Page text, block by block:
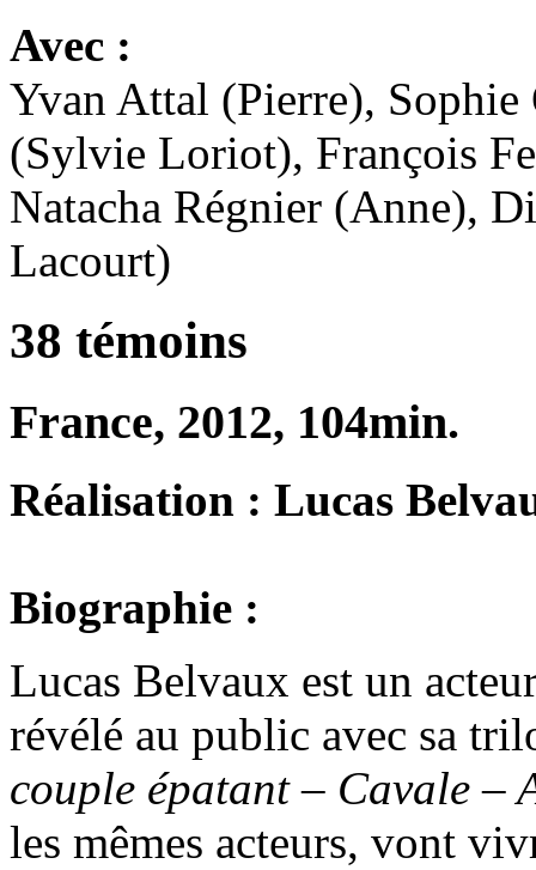
Avec :
Yvan Attal (Pierre),
(Sylvie Loriot), François
Natacha Régnier (Anne),
Lacourt)
38 témoins
France, 2012, 104min.
Réalisation : Lucas
Biographie :
Lucas Belvaux est un
révélé au public avec sa
couple épatant – Cavale –
les mêmes acteurs, vont